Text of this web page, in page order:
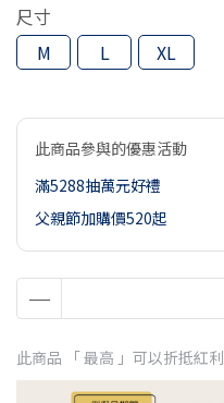
尺寸
M
L XL
此商品參與的優惠活動
滿5288抽萬元好禮
父親節加購價520起
此商品 「 最高 」可以折抵紅利